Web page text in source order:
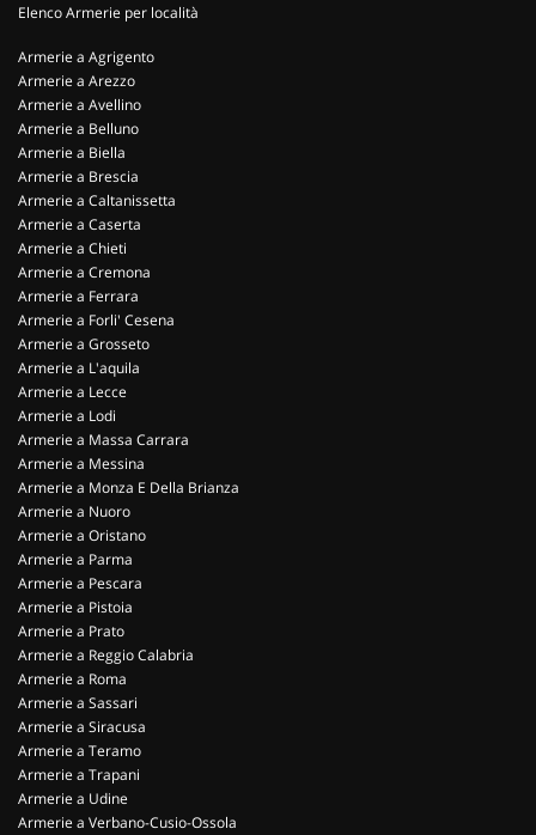
Elenco Armerie per località
Armerie a Agrigento
Armerie a Arezzo
Armerie a Avellino
Armerie a Belluno
Armerie a Biella
Armerie a Brescia
Armerie a Caltanissetta
Armerie a Caserta
Armerie a Chieti
Armerie a Cremona
Armerie a Ferrara
Armerie a Forli' Cesena
Armerie a Grosseto
Armerie a L'aquila
Armerie a Lecce
Armerie a Lodi
Armerie a Massa Carrara
Armerie a Messina
Armerie a Monza E Della Brianza
Armerie a Nuoro
Armerie a Oristano
Armerie a Parma
Armerie a Pescara
Armerie a Pistoia
Armerie a Prato
Armerie a Reggio Calabria
Armerie a Roma
Armerie a Sassari
Armerie a Siracusa
Armerie a Teramo
Armerie a Trapani
Armerie a Udine
Armerie a Verbano-Cusio-Ossola